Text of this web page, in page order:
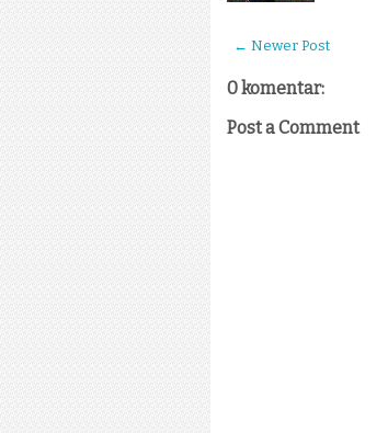
← Newer Post
0 komentar:
Post a Comment